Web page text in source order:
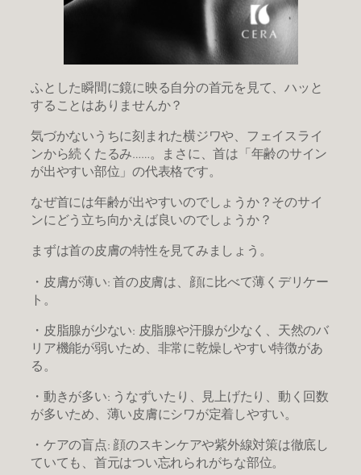
​ふとした瞬間に鏡に映る自分の首元を見て、ハッと
することはありませんか？
​気づかないうちに刻まれた横ジワや、フェイスライ
ンから続くたるみ……。まさに、首は「年齢のサイン
が出やすい部位」の代表格です。
​なぜ首には年齢が出やすいのでしょうか？そのサイ
ンにどう立ち向かえば良いのでしょうか？
まずは首の皮膚の特性を見てみましょう。
​・皮膚が薄い: 首の皮膚は、顔に比べて薄くデリケー
ト。
​・皮脂腺が少ない: 皮脂腺や汗腺が少なく、天然のバ
リア機能が弱いため、非常に乾燥しやすい特徴があ
る。
​・動きが多い: うなずいたり、見上げたり、動く回数
が多いため、薄い皮膚にシワが定着しやすい。
​・ケアの盲点: 顔のスキンケアや紫外線対策は徹底し
ていても、首元はつい忘れられがちな部位。